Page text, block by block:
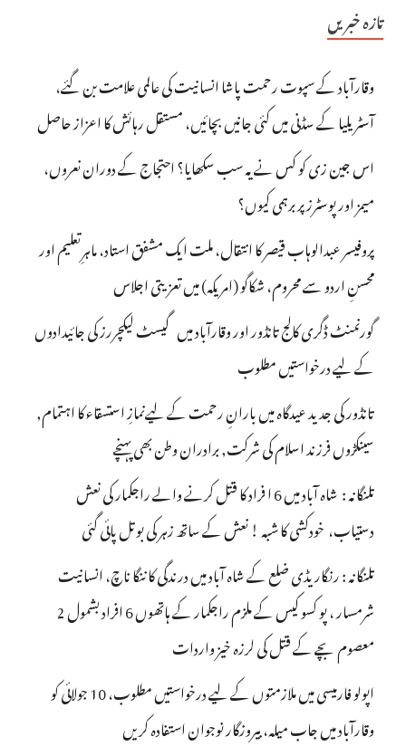
تازہ خبریں
وقارآباد کے سپوت رحمت پاشا انسانیت کی عالمی علامت بن گئے،
آسٹریلیا کے سڈنی میں کئی جانیں بچائیں، مستقل رہائش کا اعزاز حاصل
اس جین زی کو کس نے یہ سب سکھایا؟ احتجاج کے دوران نعروں،
میمز اور پوسٹرز پر برہمی کیوں؟
پروفیسر عبدالوہاب قیصر کا انتقال، ملت ایک مشفق استاد، ماہرِتعلیم اور
محسنِ اردو سے محروم، شکاگو (امریکہ) میں تعزیتی اجلاس
گورنمنٹ ڈگری کالج تانڈور اور وقارآباد میں گیسٹ لیکچررز کی جائیدادوں
کے لیے درخواستیں مطلوب
تانڈور کی جدید عیدگاہ میں بارانِ رحمت کے لیےنمازِ استسقاء کا اہتمام,
سینکڑوں فرزند اسلام کی شرکت, برادران وطن بھی پہنچے
تلنگانہ : شاہ آباد میں 6 ا فراد کا قتل کرنے والے راجکمار کی نعش
دستیاب، خودکشی کا شبہ ! نعش کے ساتھ زہر کی بوتل پائی گئی
تلنگانہ : رنگاریڈی ضلع کے شاہ آباد میں درندگی کا ننگا ناچ، انسانیت
شرمسار ، پو کسو کیس کے ملزم راجکمار کے ہاتھوں 6 افراد بشمول 2
معصوم بچے کے قتل کی لرزہ خیز واردات
اپولو فارمیسی میں ملازمتوں کے لیے درخواستیں مطلوب، 10 جولائی کو
وقارآباد میں جاب میلہ، بیروزگار نوجوان استفادہ کریں